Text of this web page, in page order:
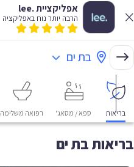
אפליקציית .lee
הרבה יותר נוח באפליקציה
בת ים
בריאות ספא / מסאג' רפואה משלימה
בריאות בת ים